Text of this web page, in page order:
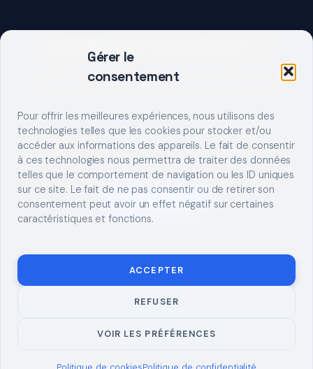
Gérer le
consentement
Pour offrir les meilleures expériences, nous utilisons des
technologies telles que les cookies pour stocker et/ou
accéder aux informations des appareils. Le fait de consentir
à ces technologies nous permettra de traiter des données
telles que le comportement de navigation ou les ID uniques
sur ce site. Le fait de ne pas consentir ou de retirer son
consentement peut avoir un effet négatif sur certaines
caractéristiques et fonctions.
ACCEPTER
REFUSER
VOIR LES PRÉFÉRENCES
DEMARRER UN PROJET ?
Décrivez votre besoin, trouvez le bon pro.
S'INSCRIRE